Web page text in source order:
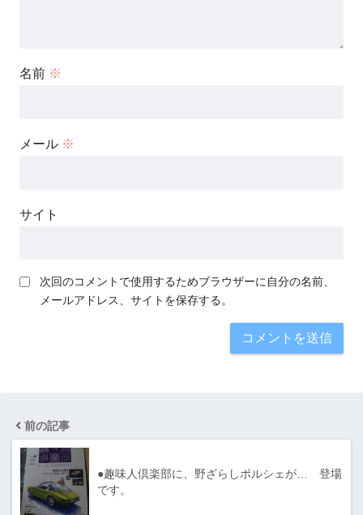
名前 ※
メール ※
サイト
次回のコメントで使用するためブラウザーに自分の名前、
メールアドレス、サイトを保存する。
前の記事
●趣味人倶楽部に、野ざらしポルシェが… 登場
です。